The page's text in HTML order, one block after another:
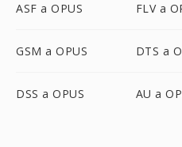
ASF a OPUS FLV a
GSM a OPUS DTS a
DSS a OPUS AU a